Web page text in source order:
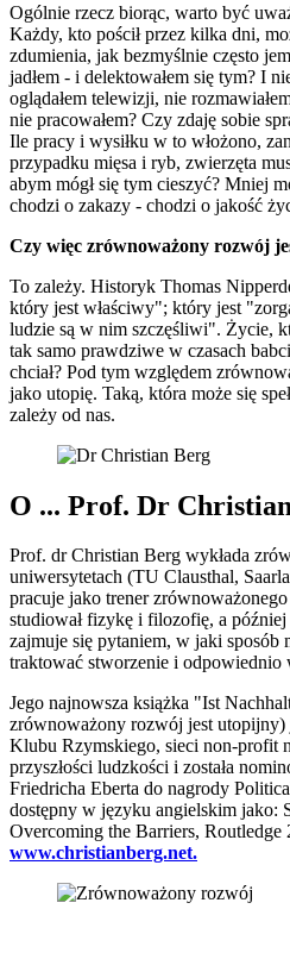
Ogólnie rzecz biorąc, warto być
Każdy, kto pościł przez kilka dni,
zdumienia, jak bezmyślnie często
jadłem - i delektowałem się tym? I
oglądałem telewizji, nie
nie pracowałem? Czy zdaję sobie
Ile pracy i wysiłku w to włożono,
przypadku mięsa i ryb, zwierzęta
abym mógł się tym cieszyć? Mniej
chodzi o zakazy - chodzi o jakość
Czy więc zrównoważony rozwój
To zależy. Historyk Thomas
który jest właściwy"; który jest
ludzie są w nim szczęśliwi". Życie,
tak samo prawdziwe w czasach
chciał? Pod tym względem
jako utopię. Taką, która może się
zależy od nas.
O ... Prof. Dr
Prof. dr Christian Berg wykłada
uniwersytetach (TU Clausthal,
pracuje jako trener
studiował fizykę i filozofię, a
zajmuje się pytaniem, w jaki sposób
traktować stworzenie i
Jego najnowsza książka "Ist
zrównoważony rozwój jest utopijny)
Klubu Rzymskiego, sieci non-profit
przyszłości ludzkości i została
Friedricha Eberta do nagrody
dostępny w języku angielskim jako:
Overcoming the Barriers, Routledge
www.christianberg.net.